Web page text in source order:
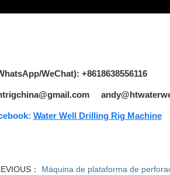
WeChat): +8618638556116
Water Well Drilling Rig Machine
： Máquina de plataforma de